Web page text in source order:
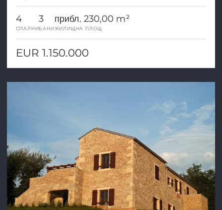
4
СПАЛНИ
3
БАНИ
прибл. 230,00 m²
ЖИЛИЩНА ПЛОЩ
EUR 1.150.000